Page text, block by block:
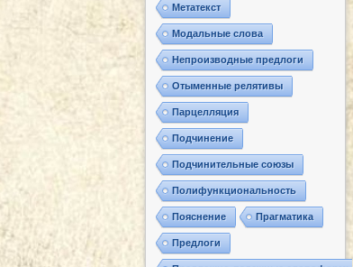
Метатекст
Модальные слова
Непроизводные предлоги
Отыменные релятивы
Парцелляция
Подчинение
Подчинительные союзы
Полифункциональность
Пояснение Прагматика
Предлоги